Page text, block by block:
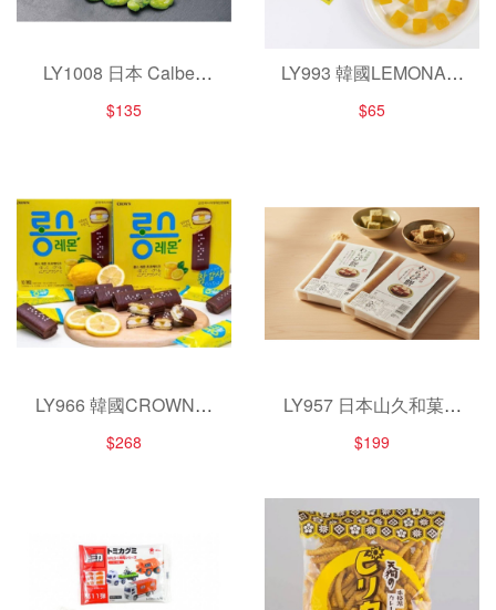
LY1008 日本 Calbee
miino鹽味蠶豆脆片/7g×
8小袋
$135
LY993 韓國LEMONA檸
檬夾心能量果凍43g
$65
LY966 韓國CROWN新
品Lemon 巧克力蛋糕捲
250g
$268
LY957 日本山久和菓子
蕨餅2款/550g
$199